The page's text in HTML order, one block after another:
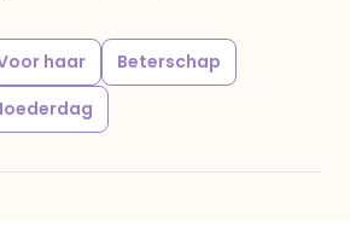
haar
Beterschap